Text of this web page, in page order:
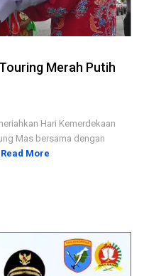
Merah Putih
Hari Kemerdekaan
Mas bersama dengan
Read More